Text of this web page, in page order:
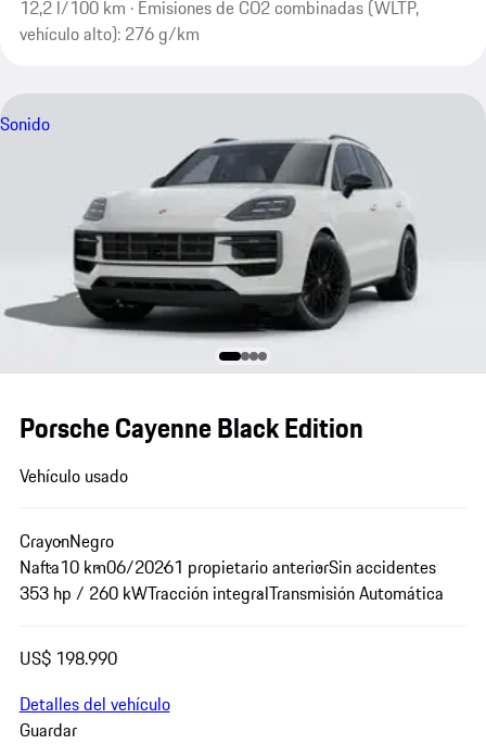
12,2 l/100 km · Emisiones de CO2 combinadas (WLTP,
vehículo alto): 276 g/km
Sonido
Porsche Cayenne Black Edition
Vehículo usado
CrayonNegro
Nafta10 km06/20261 propietario anteriorSin accidentes
353 hp / 260 kWTracción integralTransmisión Automática
US$ 198.990
Detalles del vehículo
Guardar